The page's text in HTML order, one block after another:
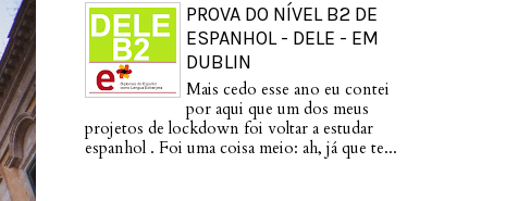
PROVA DO NÍVEL B2 DE
ESPANHOL - DELE - EM
DUBLIN
Mais cedo esse ano eu contei
por aqui que um dos meus
projetos de lockdown foi voltar a estudar
espanhol . Foi uma coisa meio: ah, já que te...